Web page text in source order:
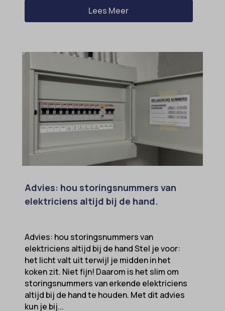
Lees Meer
Advies: hou storingsnummers van
elektriciens altijd bij de hand.
Advies: hou storingsnummers van
elektriciens altijd bij de hand Stel je voor:
het licht valt uit terwijl je midden in het
koken zit. Niet fijn! Daarom is het slim om
storingsnummers van erkende elektriciens
altijd bij de hand te houden. Met dit advies
kun je bij...